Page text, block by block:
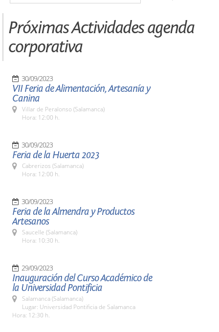
Próximas Actividades agenda
corporativa
30/09/2023
VII Feria de Alimentación, Artesanía y
Canina
Villar de Peralonso (Salamanca)
Hora: 12:00 h.
30/09/2023
Feria de la Huerta 2023
Cabrerizos (Salamanca)
Hora: 12:00 h.
30/09/2023
Feria de la Almendra y Productos
Artesanos
Saucelle (Salamanca)
Hora: 10:30 h.
29/09/2023
Inauguración del Curso Académico de
la Universidad Pontificia
Salamanca (Salamanca)
Lugar: Universidad Pontificia de Salamanca
Hora: 12:30 h.